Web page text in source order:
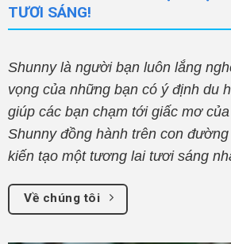
TƯƠI SÁNG!
Shunny là người bạn luôn lắng
vọng của những bạn có ý định du
giúp các bạn chạm tới giấc mơ
Shunny đồng hành trên con
kiến tạo một tương lai tươi sáng
Về chúng tôi